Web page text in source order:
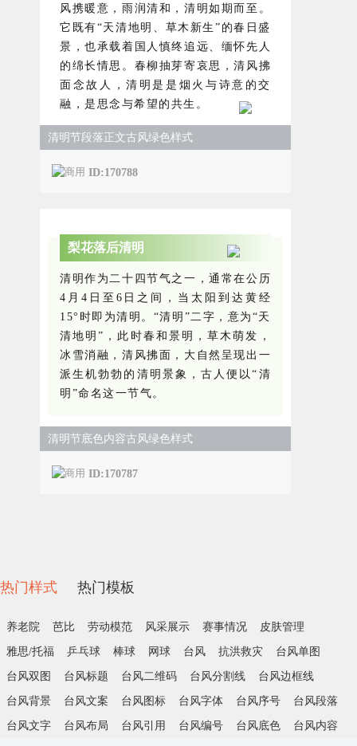
风携暖意，雨润清和，清明如期而至。
它既有“天清地明、草木新生”的春日盛
景，也承载着国人慎终追远、缅怀先人
的绵长情思。春柳抽芽寄哀思，清风拂
面念故人，清明是是烟火与诗意的交
融，是思念与希望的共生。
清明节段落正文古风绿色样式
ID:170788
梨花落后清明
清明作为二十四节气之一，通常在公历
4月4日至6日之间，当太阳到达黄经
15°时即为清明。“清明”二字，意为“天
清地明”，此时春和景明，草木萌发，
冰雪消融，清风拂面，大自然呈现出一
派生机勃勃的清明景象，古人便以“清
明”命名这一节气。
清明节底色内容古风绿色样式
ID:170787
热门样式 热门模板
养老院 芭比 劳动模范 风采展示 赛事情况 皮肤管理
雅思/托福 乒乓球 棒球 网球 台风 抗洪救灾 台风单图
台风双图 台风标题 台风二维码 台风分割线 台风边框线
台风背景 台风文案 台风图标 台风字体 台风序号 台风段落
台风文字 台风布局 台风引用 台风编号 台风底色 台风内容